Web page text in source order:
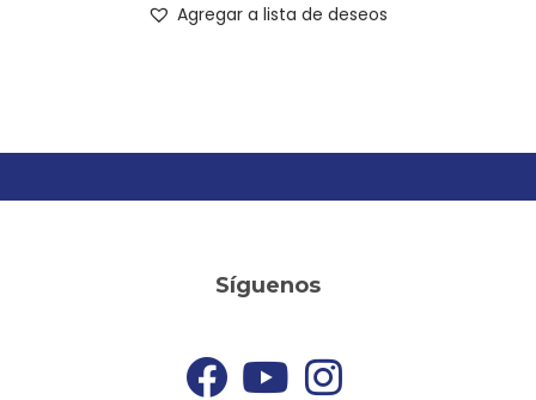
Agregar a lista de deseos
Síguenos